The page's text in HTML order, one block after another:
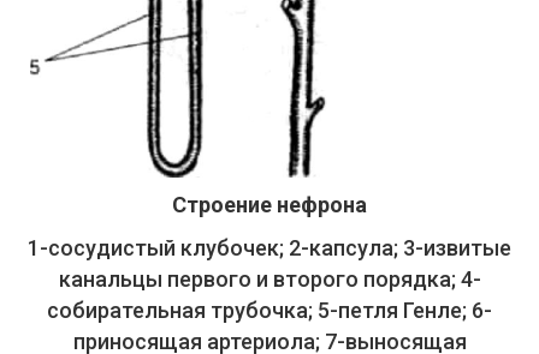
Строение нефрона
1-сосудистый клубочек; 2-капсула; 3-извитые
канальцы первого и второго порядка; 4-
собирательная трубочка; 5-петля Генле; 6-
приносящая артериола; 7-выносящая